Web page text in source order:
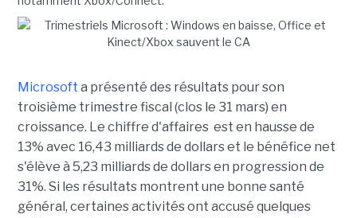
Microsoft a présenté des résultats pour son
troisième trimestre fiscal (clos le 31 mars) en
croissance. Le chiffre d'affaires est en hausse de
13% avec 16,43 milliards de dollars et le bénéfice net
s'élève à 5,23 milliards de dollars en progression de
31%. Si les résultats montrent une bonne santé
général, certaines activités ont accusé quelques